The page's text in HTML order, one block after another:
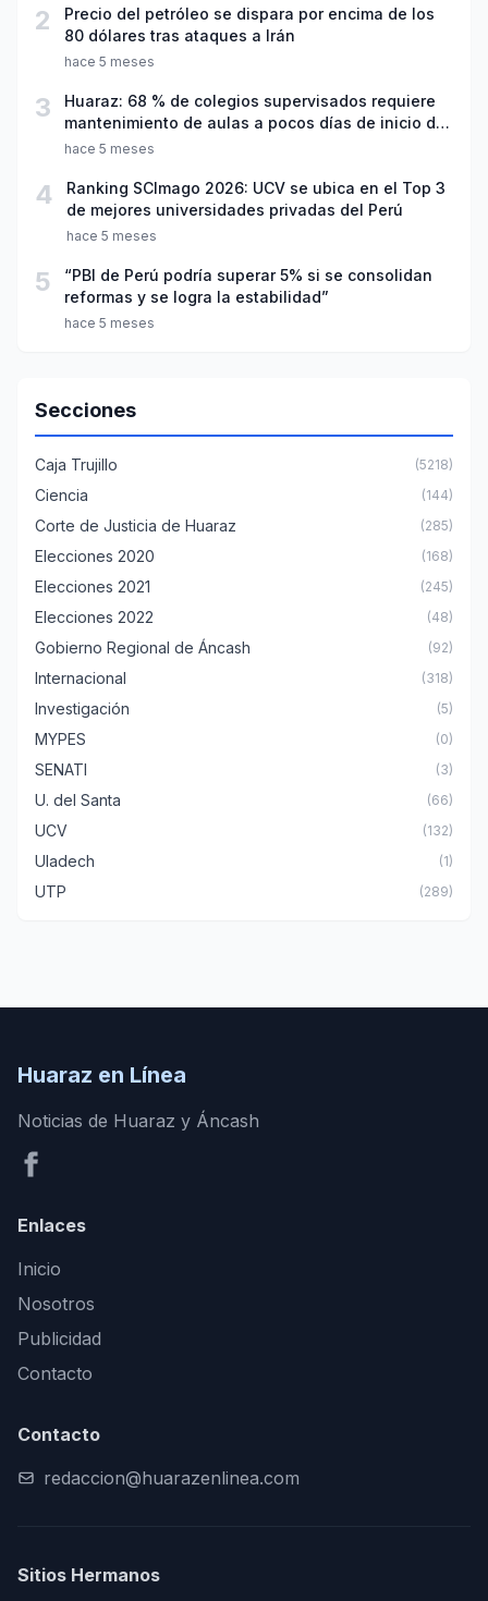
2
Precio del petróleo se dispara por encima de los
80 dólares tras ataques a Irán
hace 5 meses
3
Huaraz: 68 % de colegios supervisados requiere
mantenimiento de aulas a pocos días de inicio del
año escolar 2026
hace 5 meses
4
Ranking SCImago 2026: UCV se ubica en el Top 3
de mejores universidades privadas del Perú
hace 5 meses
5
“PBI de Perú podría superar 5% si se consolidan
reformas y se logra la estabilidad”
hace 5 meses
Secciones
Caja Trujillo (5218)
Ciencia (144)
Corte de Justicia de Huaraz (285)
Elecciones 2020 (168)
Elecciones 2021 (245)
Elecciones 2022 (48)
Gobierno Regional de Áncash (92)
Internacional (318)
Investigación (5)
MYPES (0)
SENATI (3)
U. del Santa (66)
UCV (132)
Uladech (1)
UTP (289)
Huaraz en Línea
Noticias de Huaraz y Áncash
Enlaces
Inicio
Nosotros
Publicidad
Contacto
Contacto
redaccion@huarazenlinea.com
Sitios Hermanos